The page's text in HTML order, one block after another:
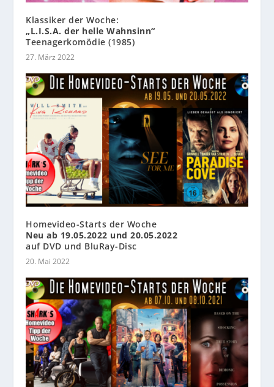
Klassiker der Woche:
„L.I.S.A. der helle Wahnsinn“
Teenagerkomödie (1985)
27. März 2022
Homevideo-Starts der Woche
Neu ab 19.05.2022 und 20.05.2022
auf DVD und BluRay-Disc
20. Mai 2022